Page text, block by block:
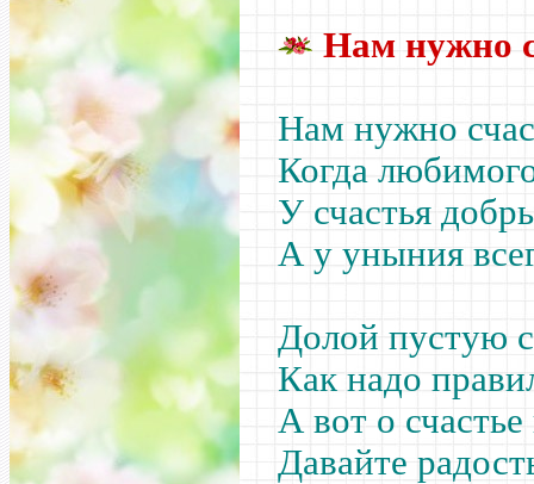
Нам нужно
Нам нужно
Когда
У счастья
А у уныния
Долой пустую
Как надо
А вот о
Давайте